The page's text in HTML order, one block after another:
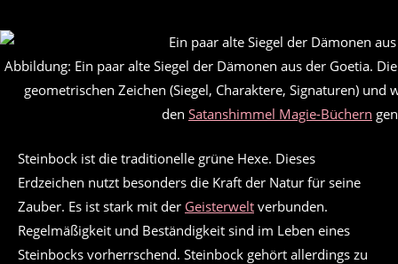
Abbildung: Ein paar alte Siegel der Dämonen aus der Goetia.
geometrischen Zeichen (Siegel, Charaktere, Signaturen)
den Satanshimmel Magie-Büchern
Steinbock ist die traditionelle grüne Hexe. Dieses
Erdzeichen nutzt besonders die Kraft der Natur für seine
Zauber. Es ist stark mit der Geisterwelt verbunden.
Regelmäßigkeit und Beständigkeit sind im Leben eines
Steinbocks vorherrschend. Steinbock gehört allerdings zu